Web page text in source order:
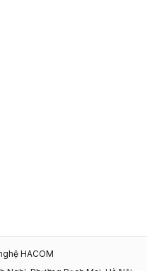
HACOM